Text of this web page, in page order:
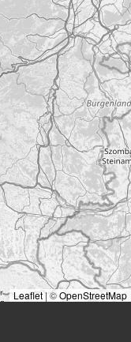
Leaflet | ©OpenStreetMap